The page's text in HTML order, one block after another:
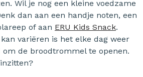
Wil je nog een kleine voedzame
dan aan een handje noten, een
of aan ERU Kids Snack.
variëren is het elke dag weer
de broodtrommel te openen.